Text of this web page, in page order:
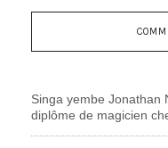
Singa yembe Jonathan
diplôme de magicien